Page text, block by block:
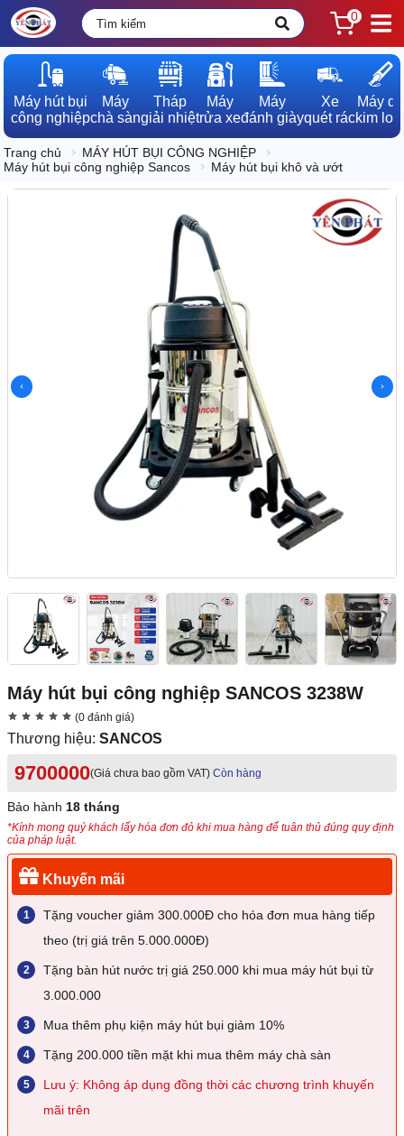
0
Máy hút bụi
công nghiệp
Máy
chà sàn
Tháp
giải nhiệt
Máy
rửa xe
Máy
đánh giày
Xe
quét rác
Máy dò
kim loại
Trang chủ
MÁY HÚT BỤI CÔNG NGHIỆP
Máy hút bụi công nghiệp Sancos
Máy hút bụi khô và ướt
Máy hút bụi công nghiệp SANCOS 3238W
(0 đánh giá)
Thương hiệu: SANCOS
9700000(Giá chưa bao gồm VAT) Còn hàng
Bảo hành 18 tháng
*Kính mong quý khách lấy hóa đơn đỏ khi mua hàng để tuân thủ đúng quy định
của pháp luật.
Khuyến mãi
Tặng voucher giảm 300.000Đ cho hóa đơn mua hàng tiếp
theo (trị giá trên 5.000.000Đ)
Tặng bàn hút nước trị giá 250.000 khi mua máy hút bụi từ
3.000.000
Mua thêm phụ kiện máy hút bụi giảm 10%
Tặng 200.000 tiền mặt khi mua thêm máy chà sàn
Lưu ý: Không áp dụng đồng thời các chương trình khuyến
mãi trên